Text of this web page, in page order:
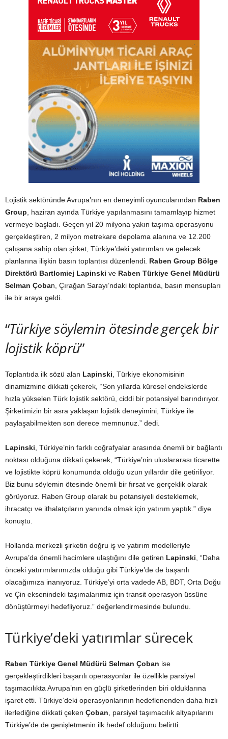
Lojistik sektöründe Avrupa’nın en deneyimli oyuncularından Raben
Group , haziran ayında Türkiye yapılanmasını tamamlayıp hizmet
vermeye başladı. Geçen yıl 20 milyona yakın taşıma operasyonu
gerçekleştiren, 2 milyon metrekare depolama alanına ve 12.200
çalışana sahip olan şirket, Türkiye’deki yatırımları ve gelecek
planlarına ilişkin basın toplantısı düzenlendi. Raben Group Bölge
Direktörü Bartlomiej Lapinski ve Raben Türkiye Genel Müdürü
Selman Çoban, Çırağan Sarayı’ndaki toplantıda, basın mensupları
ile bir araya geldi.
“Türkiye söylemin ötesinde gerçek bir
lojistik köprü”
Toplantıda ilk sözü alan Lapinski , Türkiye ekonomisinin
dinamizmine dikkati çekerek, “Son yıllarda küresel endekslerde
hızla yükselen Türk lojistik sektörü, ciddi bir potansiyel barındırıyor.
Şirketimizin bir asra yaklaşan lojistik deneyimini, Türkiye ile
paylaşabilmekten son derece memnunuz.” dedi.
Lapinski , Türkiye’nin farklı coğrafyalar arasında önemli bir bağlantı
noktası olduğuna dikkati çekerek, “Türkiye’nin uluslararası ticarette
ve lojistikte köprü konumunda olduğu uzun yıllardır dile getiriliyor.
Biz bunu söylemin ötesinde önemli bir fırsat ve gerçeklik olarak
görüyoruz. Raben Group olarak bu potansiyeli desteklemek,
ihracatçı ve ithalatçıların yanında olmak için yatırım yaptık.” diye
konuştu.
Hollanda merkezli şirketin doğru iş ve yatırım modelleriyle
Avrupa’da önemli hacimlere ulaştığını dile getiren Lapinski , “Daha
önceki yatırımlarımızda olduğu gibi Türkiye’de de başarılı
olacağımıza inanıyoruz. Türkiye’yi orta vadede AB, BDT, Orta Doğu
ve Çin eksenindeki taşımalarımız için transit operasyon üssüne
dönüştürmeyi hedefliyoruz.” değerlendirmesinde bulundu.
Türkiye’deki yatırımlar sürecek
Raben Türkiye Genel Müdürü Selman Çoban ise
gerçekleştirdikleri başarılı operasyonlar ile özellikle parsiyel
taşımacılıkta Avrupa’nın en güçlü şirketlerinden biri olduklarına
işaret etti. Türkiye’deki operasyonlarının hedeflenenden daha hızlı
ilerlediğine dikkati çeken Çoban , parsiyel taşımacılık altyapılarını
Türkiye’de de genişletmenin ilk hedef olduğunu belirtti.